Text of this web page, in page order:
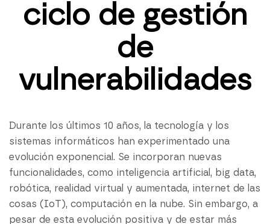
ciclo de gestión
de
vulnerabilidades
Durante los últimos 10 años, la tecnología y los
sistemas informáticos han experimentado una
evolución exponencial. Se incorporan nuevas
funcionalidades, como inteligencia artificial, big data,
robótica, realidad virtual y aumentada, internet de las
cosas (IoT), computación en la nube. Sin embargo, a
pesar de esta evolución positiva y de estar más